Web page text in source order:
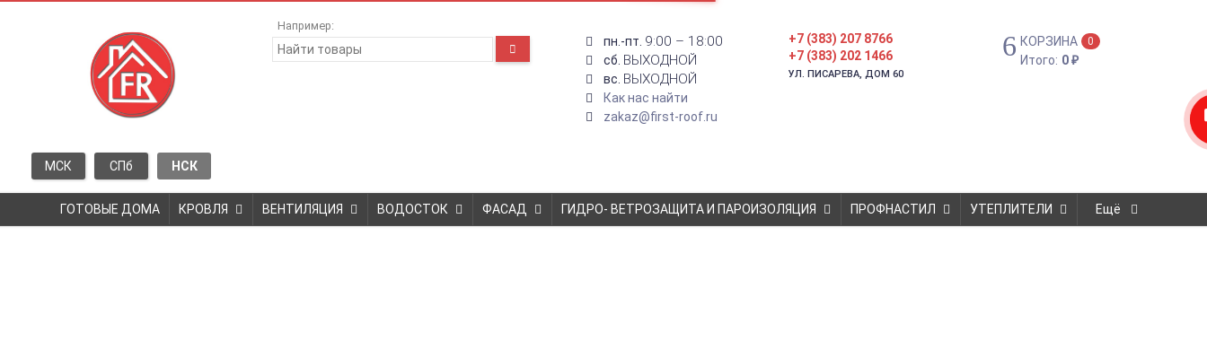
МСК СПб НСК
Например:
пн.-пт. 9:00 – 18:00
сб. ВЫХОДНОЙ
вс. ВЫХОДНОЙ
Как нас найти
zakaz@first-roof.ru
+7 (383) 207 8766
+7 (383) 202 1466
УЛ. ПИСАРЕВА, ДОМ 60
КОРЗИНА 0
Итого: 0₽
ГОТОВЫЕ ДОМА КРОВЛЯ ВЕНТИЛЯЦИЯ ВОДОСТОК ФАСАД ГИДРО- ВЕТРОЗАЩИТА И ПАРОИЗОЛЯЦИЯ ПРОФНАСТИЛ УТЕПЛИТЕЛИ Ещё